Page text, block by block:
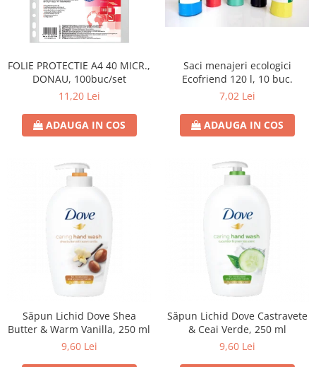
FOLIE PROTECTIE A4 40 MICR.,
DONAU, 100buc/set
11,20 Lei
ADAUGA IN COS
Saci menajeri ecologici
Ecofriend 120 l, 10 buc.
7,02 Lei
ADAUGA IN COS
Săpun Lichid Dove Shea
Butter & Warm Vanilla, 250 ml
9,60 Lei
Săpun Lichid Dove Castravete
& Ceai Verde, 250 ml
9,60 Lei